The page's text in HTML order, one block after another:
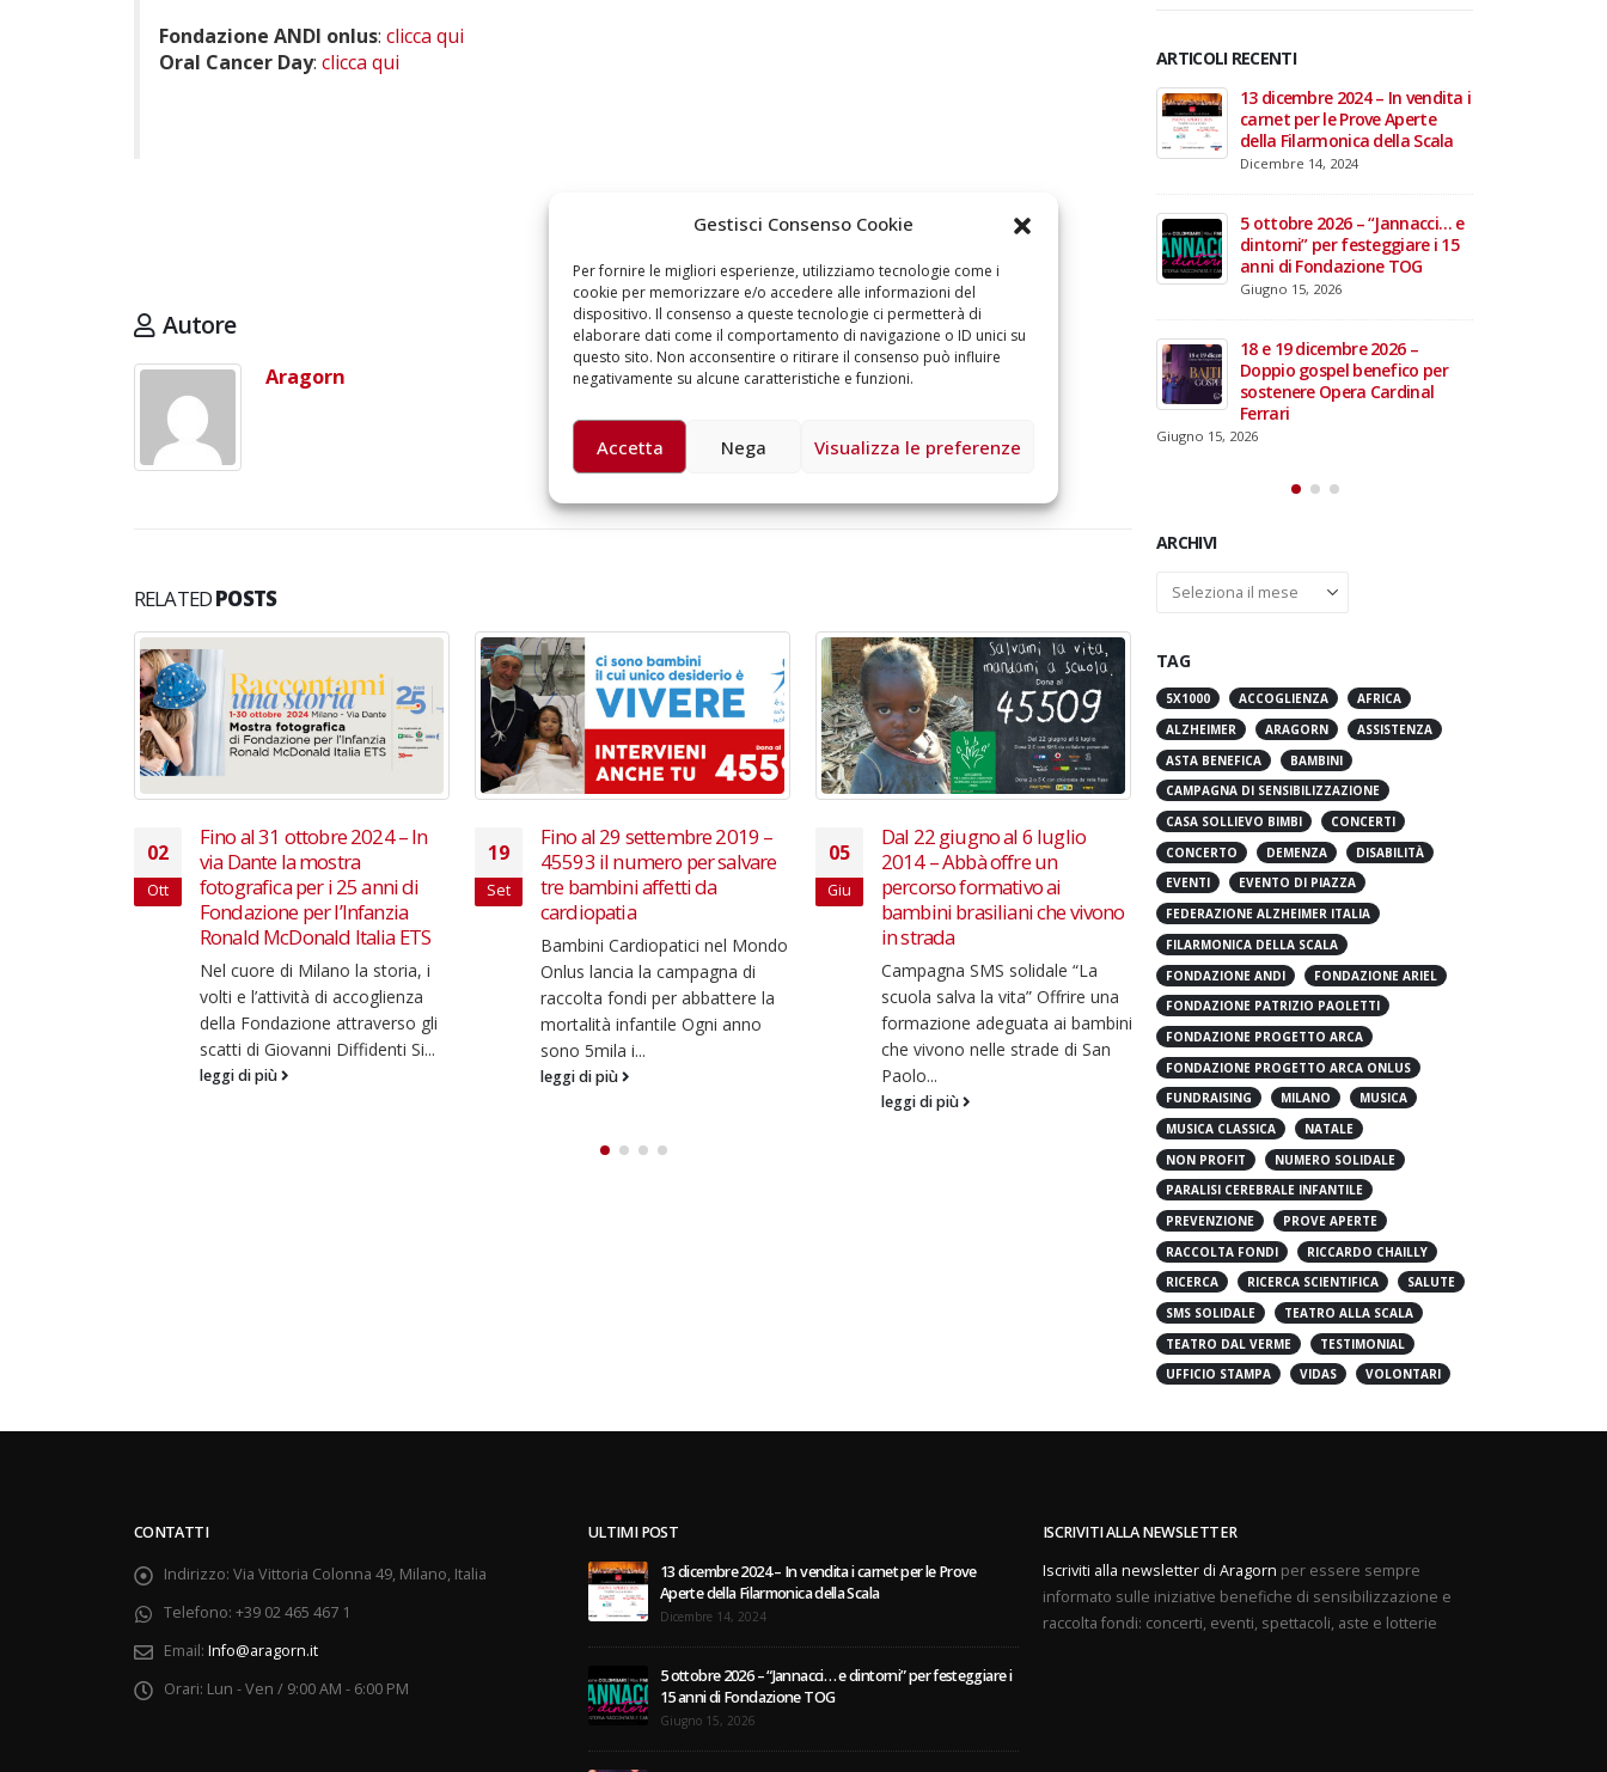
Gestisci Consenso Cookie
Per fornire le migliori esperienze, utilizziamo tecnologie come i
cookie per memorizzare e/o accedere alle informazioni del
dispositivo. Il consenso a queste tecnologie ci permetterà di
elaborare dati come il comportamento di navigazione o ID unici su
questo sito. Non acconsentire o ritirare il consenso può influire
negativamente su alcune caratteristiche e funzioni.
Accetta Nega Visualizza le preferenze
Fondazione ANDI onlus: clicca qui
Oral Cancer Day: clicca qui
Autore
Aragorn
RELATEDPOSTS
19
Set
Fino al 29 settembre 2019 –
45593 il numero per salvare
tre bambini affetti da
cardiopatia
Bambini Cardiopatici nel Mondo
Onlus lancia la campagna di
raccolta fondi per abbattere la
mortalità infantile Ogni anno
sono 5mila i...
leggi di più
05
Giu
Dal 22 giugno al 6 luglio
2014 – Abbà offre un
percorso formativo ai
bambini brasiliani che vivono
in strada
Campagna SMS solidale “La
scuola salva la vita” Offrire una
formazione adeguata ai bambini
che vivono nelle strade di San
Paolo...
12
Dic
Fino al 15 dicembre 2022 –
Desideri all’Asta con Tananai,
Ermal Meta, Elena
Salmistraro, Francesco Poroli
e molti altri
La 22^ edizione dell’iniziativa
benefica su charitystars.com
sostiene l’Associazione OBM -
Ospedale Bambini Buzzi Milano
Onlus Due biglietti per il
concerto...
06
Set
45503: un SMS per salvare un
piccolo cuore
Ritorna la campagna
dell’associazione Bambini
Cardiopatici nel Mondo In
Camerun, su una popolazione di
14 milioni di persone, 30mila
bambini sono...
leggi di più
ARTICOLI RECENTI
Universitaria
Marzo 17, 2026
5 ottobre 2026 – “Jannacci… e
anni di Fondazione TOG
Giugno 15, 2026
18 e 19 dicembre 2026 –
Doppio gospel benefico per
22 giugno 2026 – Terrazze del
Duomo: apertura serale
straordinaria per Fondazione
Cieli Azzurri
3 giugno 2026 – Al Teatro
Fraschini di Pavia il concerto
inaugurale di UniON –
Maggio 13, 2026
Un evento di Natale per
Aragorn
TAG
5X1000 ACCOGLIENZA
AFRICA
ALZHEIMER
ARAGORN
ASTA BENEFICA
BAMBINI
CAMPAGNA DI SENSIBILIZZAZIONE
CASA SOLLIEVO BIMBI
CONCERTI
CONCERTO
DEMENZA
DISABILITÀ
EVENTI
EVENTO DI PIAZZA
FEDERAZIONE ALZHEIMER ITALIA
FILARMONICA DELLA SCALA
FONDAZIONE ANDI
FONDAZIONE ARIEL
FONDAZIONE PATRIZIO PAOLETTI
FONDAZIONE PROGETTO ARCA
FONDAZIONE PROGETTO ARCA ONLUS
FUNDRAISING
MILANO
MUSICA
MUSICA CLASSICA
NATALE
NON PROFIT
NUMERO SOLIDALE
PARALISI CEREBRALE INFANTILE
PREVENZIONE
PROVE APERTE
RACCOLTA FONDI
RICCARDO CHAILLY
RICERCA
RICERCA SCIENTIFICA
SALUTE
SMS SOLIDALE
TEATRO ALLA SCALA
TEATRO DAL VERME
TESTIMONIAL
ULTIMI POST
13 dicembre 2024 – In vendita i carnet per le Prove
Aperte della Filarmonica della Scala
Dicembre 14, 2024
5 ottobre 2026 – “Jannacci… e dintorni” per festeggiare i
15 anni di Fondazione TOG
Giugno 15, 2026
Iscriviti alla newsletter di Aragornper essere sempre
informato sulle iniziative benefiche di sensibilizzazione e